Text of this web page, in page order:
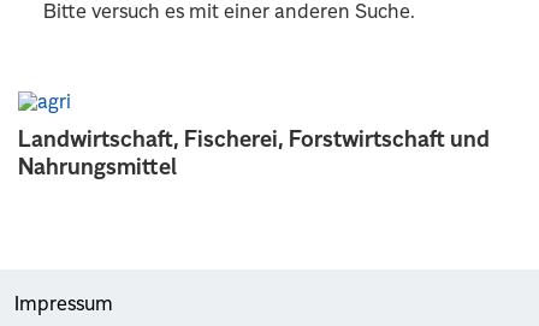
Landwirtschaft, Fischerei, Forstwirtschaft und
Nahrungsmittel
Bitte versuch es mit einer anderen Suche.
Impressum